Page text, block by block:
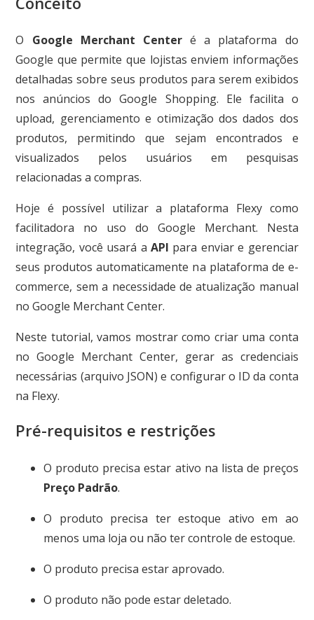
O Google Merchant Centeré a plataforma do
Google que permite que lojistas enviem informações
detalhadas sobre seus produtos para serem exibidos
nos anúncios do Google Shopping. Ele facilita o
upload, gerenciamento e otimização dos dados dos
produtos, permitindo que sejam encontrados e
visualizados pelos usuários em pesquisas
relacionadas a compras.
Hoje é possível utilizar a plataforma Flexy como
facilitadora no uso do Google Merchant. Nesta
integração, você usará a API para enviar e gerenciar
seus produtos automaticamente na plataforma de e-
commerce, sem a necessidade de atualização manual
no Google Merchant Center.
Neste tutorial, vamos mostrar como criar uma conta
no Google Merchant Center, gerar as credenciais
necessárias (arquivo JSON) e configurar o ID da conta
na Flexy.
Pré-requisitos e restrições
O produto precisa estar ativo na lista de preços
Preço Padrão.
O produto precisa ter estoque ativo em ao
menos uma loja ou não ter controle de estoque.
O produto precisa estar aprovado.
O produto não pode estar deletado.